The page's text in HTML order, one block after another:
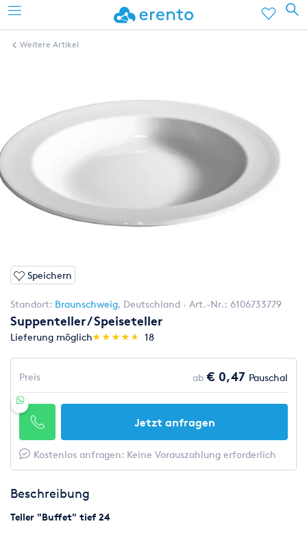
Weitere Artikel
Speichern
Standort: Braunschweig, Deutschland Art.-Nr.: 6106733779
Suppenteller / Speiseteller
Lieferung möglich(*)
★
★
(*)★
★
(*) ★
★
(*) ★
★
(*) ★
★ 18
Preis ab € 0,47 Pauschal
Jetzt anfragen
Kostenlos anfragen: Keine Vorauszahlung erforderlich
Beschreibung
Teller "Buffet" tief 24